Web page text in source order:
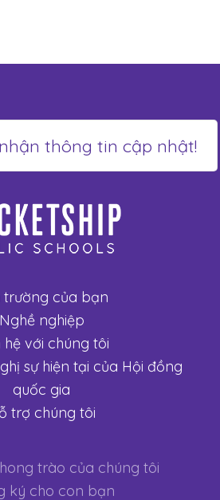
trường của bạn
Nghề nghiệp
hệ với chúng tôi
sự hiện tại của Hội đồng
quốc gia
trợ chúng tôi
trào của chúng tôi
ký cho con bạn